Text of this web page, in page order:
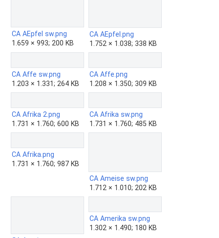
CA AEpfel sw.png
1.659 × 993; 200 KB
CA AEpfel.png
1.752 × 1.038; 338 KB
CA Affe sw.png
1.203 × 1.331; 264 KB
CA Affe.png
1.208 × 1.350; 309 KB
CA Afrika 2.png
1.731 × 1.760; 600 KB
CA Afrika sw.png
1.731 × 1.760; 485 KB
CA Afrika.png
1.731 × 1.760; 987 KB
CA Ameise sw.png
1.712 × 1.010; 202 KB
CA Amerika sw.png
1.302 × 1.490; 180 KB